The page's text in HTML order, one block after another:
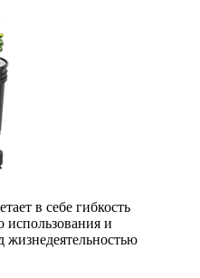
в себе гибкость
использования и
жизнедеятельностью